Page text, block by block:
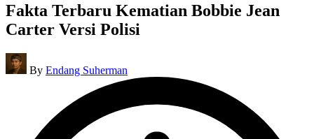
Fakta Terbaru Kematian Bobbie Jean
Carter Versi Polisi
Posted
by
By Endang Suherman